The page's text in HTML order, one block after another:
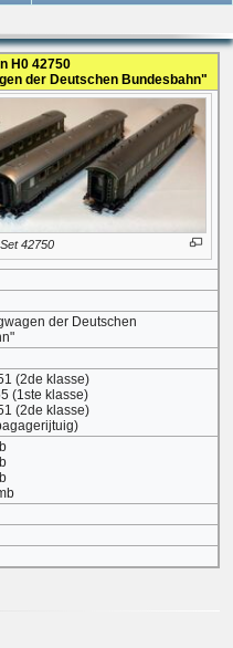
H0 42750
der Deutschen Bundesbahn"
42750
der Deutschen
(2de klasse)
(1ste klasse)
(2de klasse)